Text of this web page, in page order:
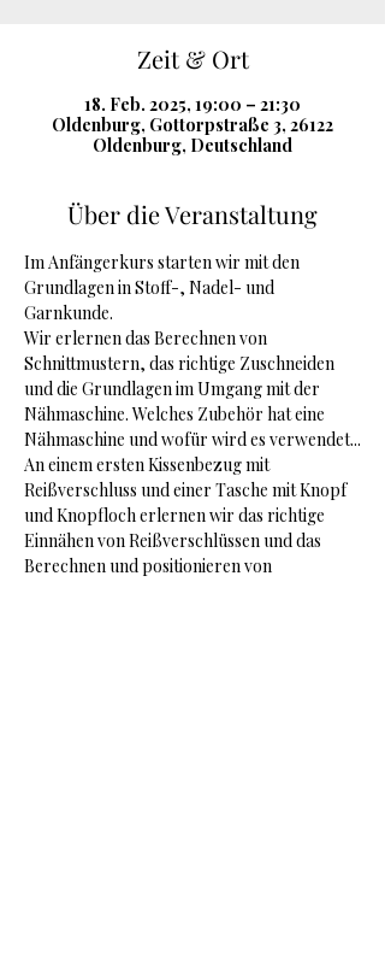
Zeit & Ort
18. Feb. 2025, 19:00 – 21:30
Oldenburg, Gottorpstraße 3, 26122
Oldenburg, Deutschland
Über die Veranstaltung
Im Anfängerkurs starten wir mit den
Grundlagen in Stoff-, Nadel- und
Garnkunde.
Wir erlernen das Berechnen von
Schnittmustern, das richtige Zuschneiden
und die Grundlagen im Umgang mit der
Nähmaschine. Welches Zubehör hat eine
Nähmaschine und wofür wird es verwendet...
An einem ersten Kissenbezug mit
Reißverschluss und einer Tasche mit Knopf
und Knopfloch erlernen wir das richtige
Einnähen von Reißverschlüssen und das
Berechnen und positionieren von